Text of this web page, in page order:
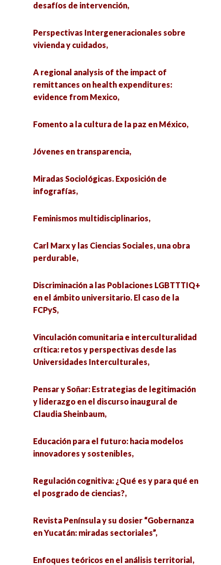
desafíos de intervención,
Perspectivas Intergeneracionales sobre
vivienda y cuidados,
A regional analysis of the impact of
remittances on health expenditures:
evidence from Mexico,
Fomento a la cultura de la paz en México,
Jóvenes en transparencia,
Miradas Sociológicas. Exposición de
infografías,
Feminismos multidisciplinarios,
Carl Marx y las Ciencias Sociales, una obra
perdurable,
Discriminación a las Poblaciones LGBTTTIQ+
en el ámbito universitario. El caso de la
FCPyS,
Vinculación comunitaria e interculturalidad
crítica: retos y perspectivas desde las
Universidades Interculturales,
Pensar y Soñar: Estrategias de legitimación
y liderazgo en el discurso inaugural de
Claudia Sheinbaum,
Educación para el futuro: hacia modelos
innovadores y sostenibles,
Regulación cognitiva: ¿Qué es y para qué en
el posgrado de ciencias?,
Revista Península y su dosier “Gobernanza
en Yucatán: miradas sectoriales”,
Enfoques teóricos en el análisis territorial,